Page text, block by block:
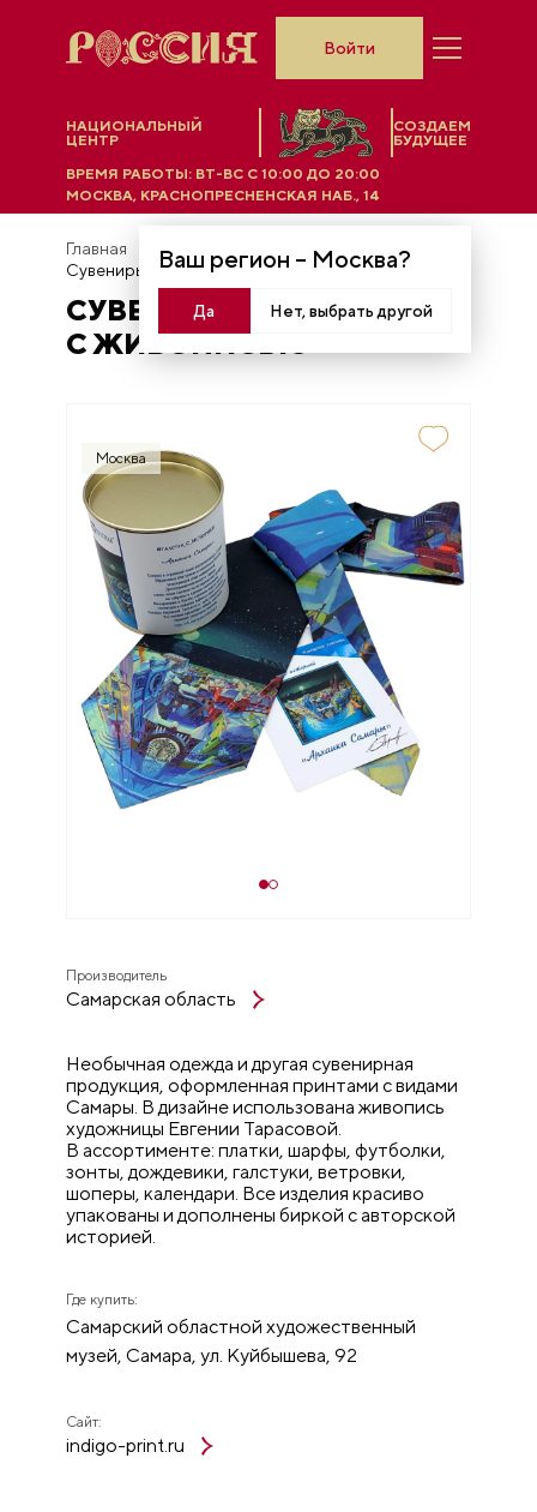
НАЦИОНАЛЬНЫЙ
ЦЕНТР
СОЗДАЕМ
БУДУЩЕЕ
Ваш регион – Москва?
Да Нет, выбрать другой
ВРЕМЯ РАБОТЫ: ВТ-ВС C 10:00 ДО 20:00
МОСКВА, КРАСНОПРЕСНЕНСКАЯ НАБ., 14
Войти
Главная
Сувениры с живописью
СУВЕНИРЫ
С ЖИВОПИСЬЮ
Москва
Производитель
Самарская область
Необычная одежда и другая сувенирная
продукция, оформленная принтами с видами
Самары. В дизайне использована живопись
художницы Евгении Тарасовой.
В ассортименте: платки, шарфы, футболки,
зонты, дождевики, галстуки, ветровки,
шоперы, календари. Все изделия красиво
упакованы и дополнены биркой с авторской
историей.
Где купить:
Самарский областной художественный
музей, Самара, ул. Куйбышева, 92
Сайт:
indigo-print.ru